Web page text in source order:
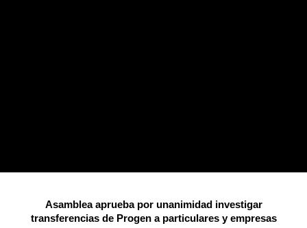
Asamblea aprueba por unanimidad investigar
transferencias de Progen a particulares y empresas